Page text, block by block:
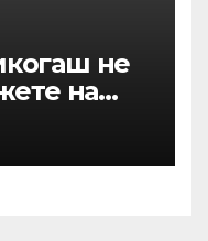
не
на
рани